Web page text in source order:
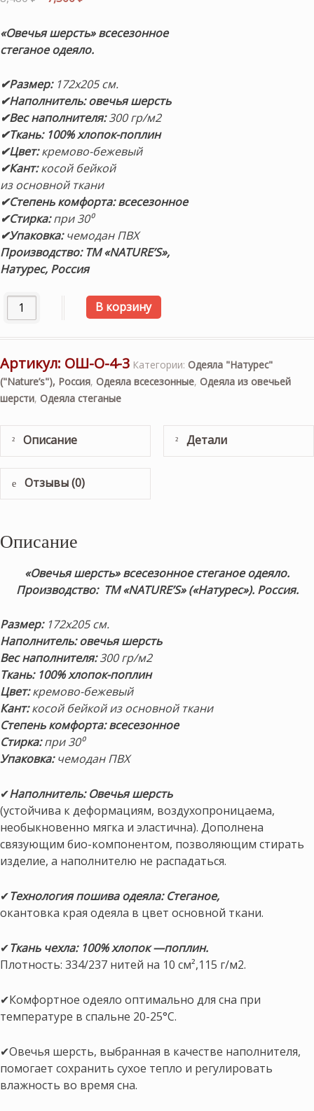
составляла
8,480 ₽.
7,500 ₽.
«Овечья шерсть» всесезонное
стеганое одеяло.
✔Размер:172х205 см.
✔Наполнитель: овечья шерсть
✔Вес наполнителя:300 гр/м2
✔Ткань: 100% хлопок-поплин
✔Цвет:кремово-бежевый
✔Кант:косой бейкой
из основной ткани
✔Степень комфорта: всесезонное
✔Стирка:при 30⁰
✔Упаковка:чемодан ПВХ
Производство: ТМ «NATURE’S»,
Натурес, Россия
Количество товара «Овечья шерсть» 172х205см.
В корзину
Артикул: ОШ-О-4-3 Категории: Одеяла "Натурес"
("Nature’s"), Россия, Одеяла всесезонные, Одеяла из овечьей
шерсти, Одеяла стеганые
Описание Детали
Отзывы (0)
Описание
«Овечья шерсть» всесезонное стеганое одеяло.
Производство: ТМ «NATURE’S» («Натурес»). Россия.
Размер:172х205 см.
Наполнитель: овечья шерсть
Вес наполнителя:300 гр/м2
Ткань: 100% хлопок-поплин
Цвет:кремово-бежевый
Кант:косой бейкой из основной ткани
Степень комфорта: всесезонное
Стирка:при 30⁰
Упаковка:чемодан ПВХ
✔Наполнитель: Овечья шерсть
(устойчива к деформациям, воздухопроницаема,
необыкновенно мягка и эластична). Дополнена
связующим био-компонентом, позволяющим стирать
изделие, а наполнителю не распадаться.
✔Технология пошива одеяла: Стеганое,
окантовка края одеяла в цвет основной ткани.
✔Ткань чехла: 100% хлопок —поплин.
Плотность: 334/237 нитей на 10 см²,115 г/м2.
✔Комфортное одеяло оптимально для сна при
температуре в спальне 20-25°С.
✔Овечья шерсть, выбранная в качестве наполнителя,
помогает сохранить сухое тепло и регулировать
влажность во время сна.